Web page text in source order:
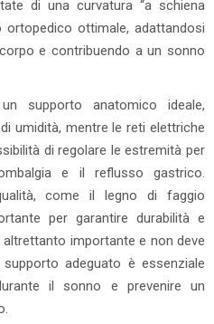
di una curvatura “a schiena
ortopedico ottimale, adattandosi
e contribuendo a un sonno
supporto anatomico ideale,
umidità, mentre le reti elettriche
di regolare le estremità per
e il reflusso gastrico.
come il legno di faggio
per garantire durabilità e
importante e non deve
adeguato è essenziale
il sonno e prevenire un